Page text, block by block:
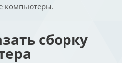
компьютеры.
сборку